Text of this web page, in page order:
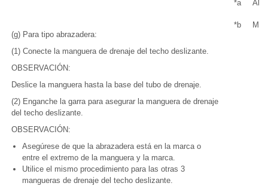
(g) Para tipo abrazadera:
(1) Conecte la manguera de drenaje del techo deslizante.
OBSERVACIÓN:
Deslice la manguera hasta la base del tubo de drenaje.
(2) Enganche la garra para asegurar la manguera de drenaje
del techo deslizante.
OBSERVACIÓN:
Asegúrese de que la abrazadera está en la marca o
entre el extremo de la manguera y la marca.
Utilice el mismo procedimiento para las otras 3
mangueras de drenaje del techo deslizante.
*a
*b